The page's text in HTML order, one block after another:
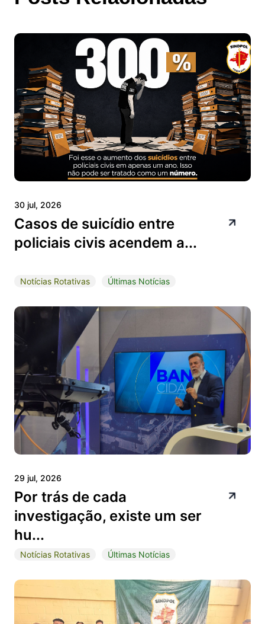
30 jul, 2026
Casos de suicídio entre
policiais civis acendem a...
Notícias Rotativas Últimas Notícias
29 jul, 2026
Por trás de cada
investigação, existe um ser
hu...
Notícias Rotativas Últimas Notícias